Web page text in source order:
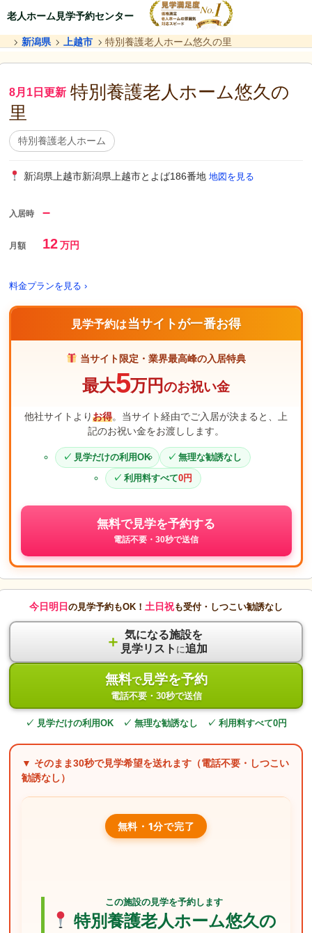
老人ホーム見学予約センター
新潟県 上越市 特別養護老人ホーム悠久の里
8月1日更新 特別養護老人ホーム悠久の
里
特別養護老人ホーム
新潟県上越市新潟県上越市とよば186番地 地図を見る
入居時 –
月額 12万円
料金プランを見る ›
見学予約は当サイトが一番お得
当サイト限定・業界最高峰の入居特典
最大5万円のお祝い金
他社サイトよりお得。当サイト経由でご入居が決まると、上
記のお祝い金をお渡しします。
見学だけの利用OK
無理な勧誘なし
利用料すべて0円
無料で見学を予約する
電話不要・30秒で送信
今日明日 の見学予約もOK！ 土日祝も受付・しつこい勧誘なし
＋ 気になる施設を
見学リスト に追加
無料で見学を予約
電話不要・30秒で送信
✓ 見学だけの利用OK ✓ 無理な勧誘なし ✓ 利用料すべて0円
▼ そのまま30秒で見学希望を送れます（電話不要・しつこい
勧誘なし）
無料・1分で完了
この施設の見学を予約します
特別養護老人ホーム悠久の